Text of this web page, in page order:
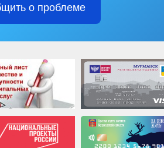
о проблеме